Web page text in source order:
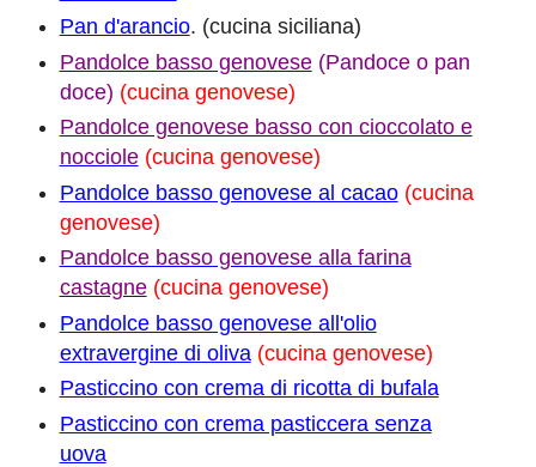
Pan d'arancio. (cucina siciliana)
Pandolce basso genovese (Pandoce o pan
doce) (cucina genovese)
Pandolce genovese basso con cioccolato e
nocciole (cucina genovese)
Pandolce basso genovese al cacao (cucina
genovese)
Pandolce basso genovese alla farina
castagne (cucina genovese)
Pandolce basso genovese all'olio
extravergine di oliva(cucina genovese)
Pasticcino con crema di ricotta di bufala
Pasticcino con crema pasticcera senza
uova